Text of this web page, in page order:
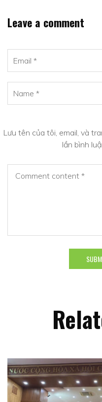
Leave a comment
Lưu tên của tôi, email, và
lần bình